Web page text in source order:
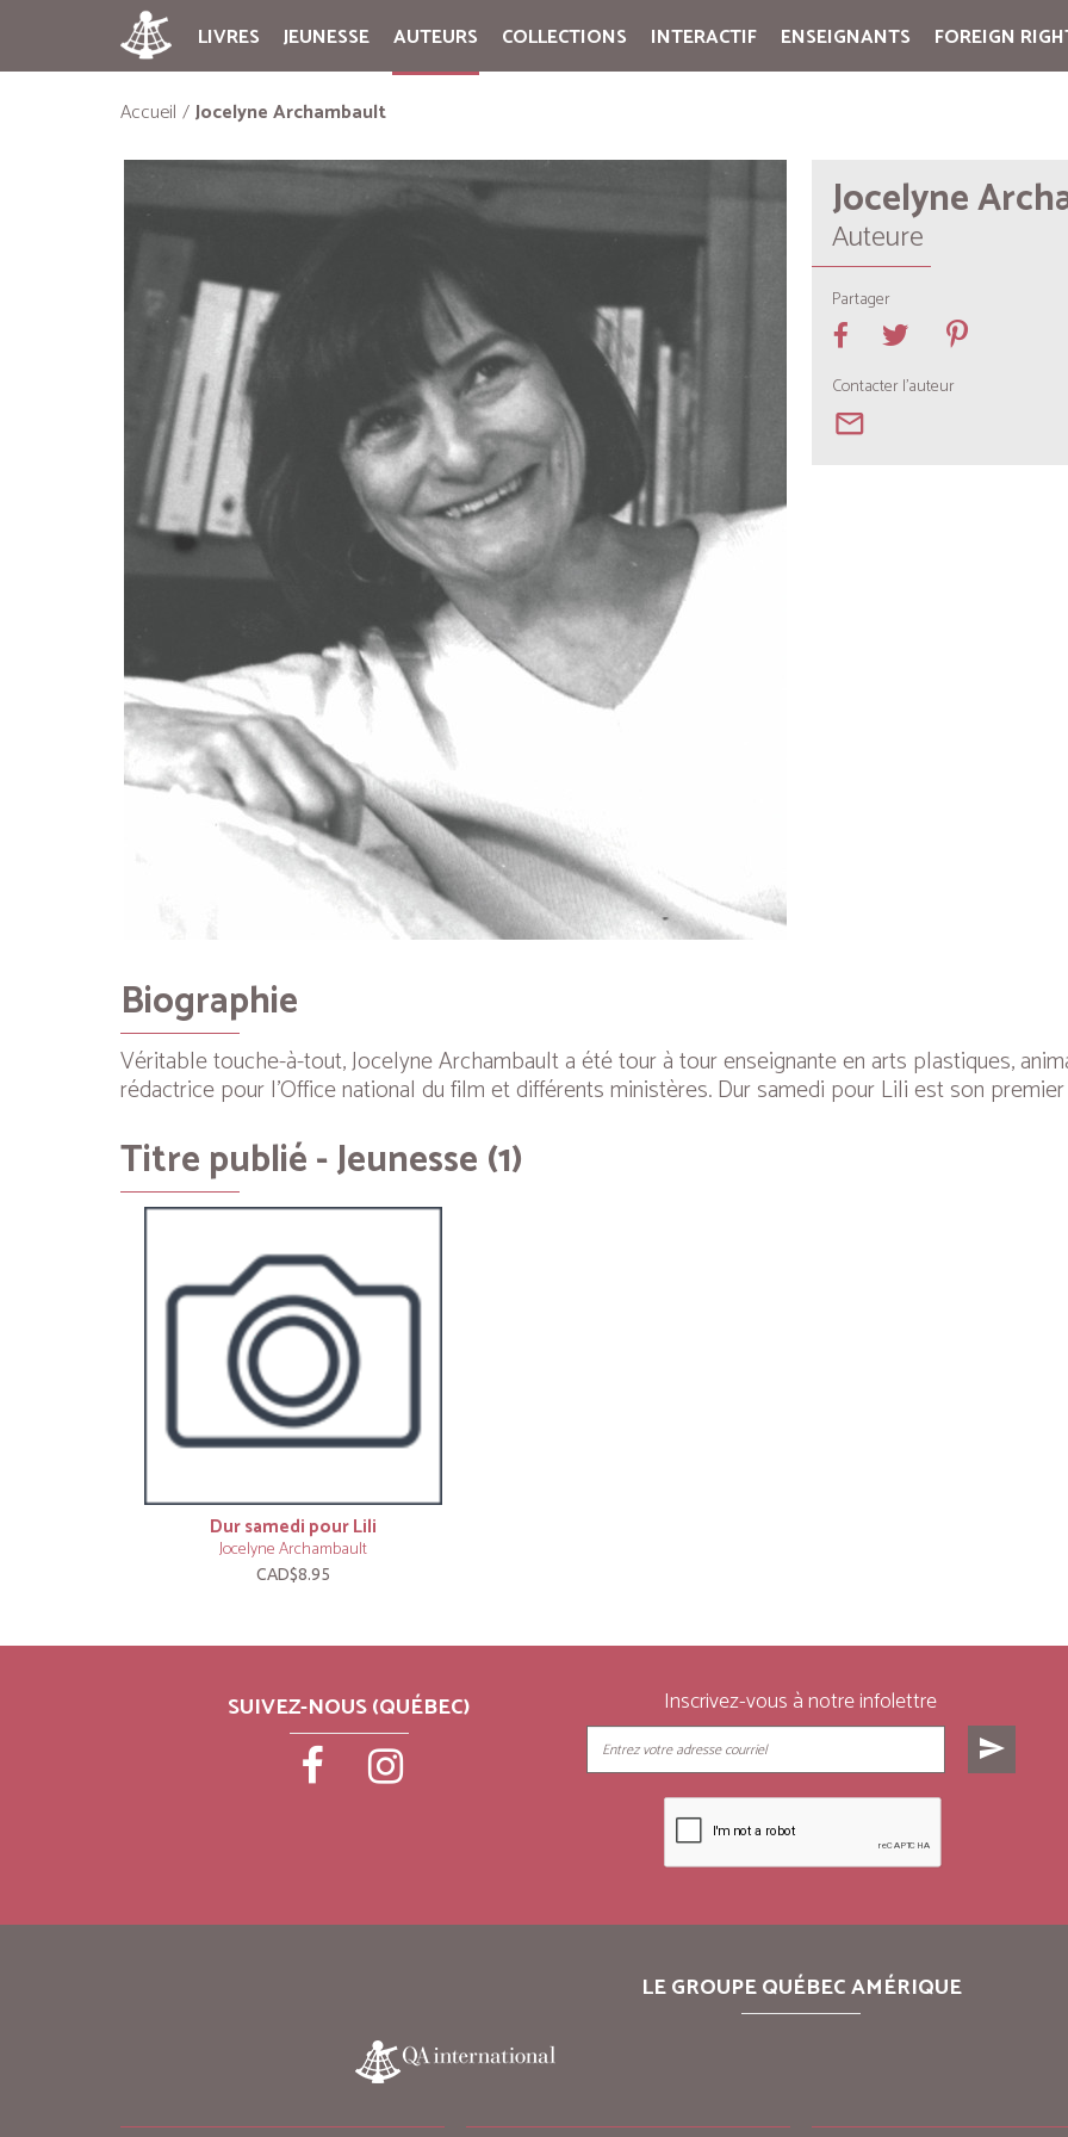
LIVRES JEUNESSE AUTEURS COLLECTIONS INTERACTIF ENSEIGNANTS FOREIGN
Accueil Jocelyne Archambault
Jocelyne
Auteure
Partager
Contacter l'auteur
mail_outline
Biographie
Véritable touche-à-tout, Jocelyne Archambault a été tour à tour enseignante en arts plastiques,
rédactrice pour l’Office national du film et différents ministères.Dur samedi pour Liliest son
Titre publié - Jeunesse (1)
Dur samedi pour Lili
Jocelyne Archambault
CAD$8.95
SUIVEZ-NOUS (QUÉBEC) Inscrivez-vous à notre infolettre
send
LE GROUPE QUÉBEC AMÉRIQUE